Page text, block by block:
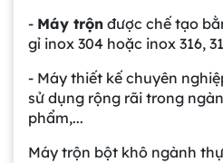
- Máy trộn được chế tạo
gỉ inox 304 hoặc inox 316,
- Máy thiết kế chuyên
sử dụng rộng rãi trong
phẩm,...
Máy trộn bột khô ngành